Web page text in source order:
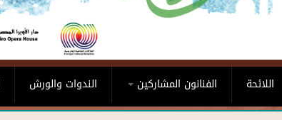
الندوات والورش الفنانون المشاركين اللائحة